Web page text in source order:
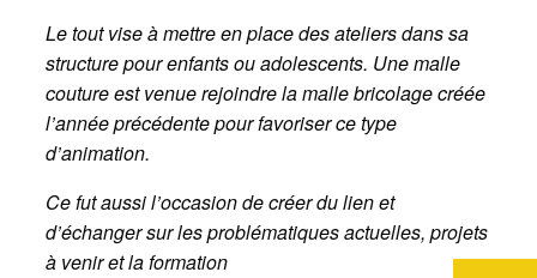
Le tout vise à mettre en place des ateliers dans sa
structure pour enfants ou adolescents. Une malle
couture est venue rejoindre la malle bricolage créée
l’année précédente pour favoriser ce type
d’animation.
Ce fut aussi l’occasion de créer du lien et
d’échanger sur les problématiques actuelles, projets
à venir et la formation